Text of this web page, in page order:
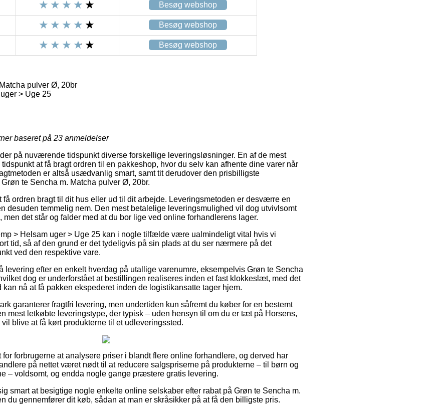
Besøg webshop
Besøg webshop
Besøg webshop
pulver Ø, 20br
> Uge 25
baseret på 23 anmeldelser
på nuværende tidspunkt diverse forskellige leveringsløsninger. En af de mest
at få bragt ordren til en pakkeshop, hvor du selv kan afhente dine varer når
er altså usædvanlig smart, samt tit derudover den prisbilligste
te Sencha m. Matcha pulver Ø, 20br.
få ordren bragt til dit hus eller ud til dit arbejde. Leveringsmetoden er desværre en
desuden temmelig nem. Den mest betalelige leveringsmulighed vil dog utvivlsomt
det står og falder med at du bor lige ved online forhandlerens lager.
> Helsam uger > Uge 25 kan i nogle tilfælde være ualmindeligt vital hvis vi
tid, så af den grund er det tydeligvis på sin plads at du ser nærmere på det
ved den respektive vare.
levering efter en enkelt hverdag på utallige varenumre, eksempelvis Grøn te Sencha
dog er underforstået at bestillingen realiseres inden et fast klokkeslæt, med det
kan nå at få pakken ekspederet inden de logistikansatte tager hjem.
garanterer fragtfri levering, men undertiden kun såfremt du køber for en bestemt
mest letkøbte leveringstype, der typisk – uden hensyn til om du er tæt på Horsens,
blive at få kørt produkterne til et udleveringssted.
forbrugerne at analysere priser i blandt flere online forhandlere, og derved har
på nettet været nødt til at reducere salgspriserne på produkterne – til børn og
– voldsomt, og endda nogle gange præstere gratis levering.
smart at besigtige nogle enkelte online selskaber efter rabat på Grøn te Sencha m.
du gennemfører dit køb, sådan at man er skråsikker på at få den billigste pris.